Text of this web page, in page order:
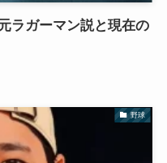
ラガーマン説と現在の
野球